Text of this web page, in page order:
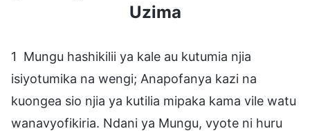
Uzima
1 Mungu hashikilii ya kale au kutumia njia
isiyotumika na wengi; Anapofanya kazi na
kuongea sio njia ya kutilia mipaka kama vile watu
wanavyofikiria. Ndani ya Mungu, vyote ni huru